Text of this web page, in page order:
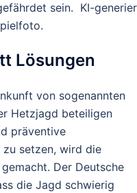
sein. KI-
Lösungen
von sogenannten
Hetzjagd beteiligen
präventive
zu setzen, wird die
Der Deutsche
die Jagd schwierig